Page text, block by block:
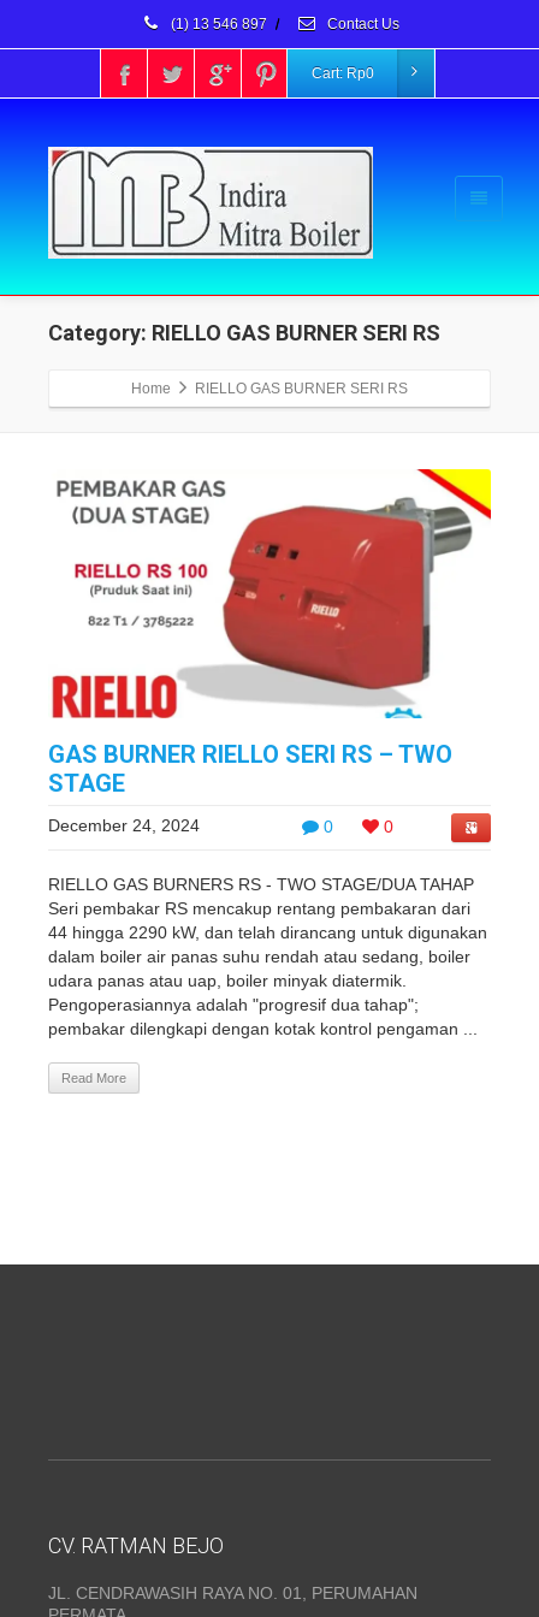
(1) 13 546 897 / Contact Us
Cart: Rp0
Category: RIELLO GAS BURNER SERI RS
Home RIELLO GAS BURNER SERI RS
GAS BURNER RIELLO SERI RS – TWO
STAGE
0 0
December 24, 2024
RIELLO GAS BURNERS RS - TWO STAGE/DUA TAHAP
Seri pembakar RS mencakup rentang pembakaran dari
44 hingga 2290 kW, dan telah dirancang untuk digunakan
dalam boiler air panas suhu rendah atau sedang, boiler
udara panas atau uap, boiler minyak diatermik.
Pengoperasiannya adalah "progresif dua tahap";
pembakar dilengkapi dengan kotak kontrol pengaman ...
Read More
CV. RATMAN BEJO
JL. CENDRAWASIH RAYA NO. 01, PERUMAHAN